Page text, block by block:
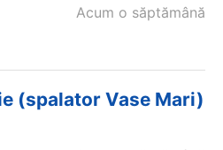
Acum o săptămână
(spalator Vase Mari)